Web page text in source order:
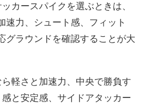
カースパイクを選ぶときは、
速力、シュート感、フィット
グラウンドを確認することが大
軽さと加速力、中央で勝負す
と安定感、サイドアタッカー